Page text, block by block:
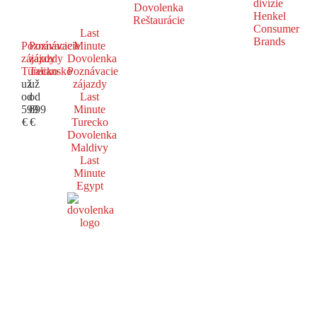
Dovolenka
Reštaurácie
Poznávacie
zájazdy
Turecko
už
od
599
€
Poznávacie
zájazdy
Taliansko
už
od
699
€
Last
Minute
Dovolenka
Poznávacie
zájazdy
Last
Minute
Turecko
Dovolenka
Maldivy
Last
Minute
Egypt